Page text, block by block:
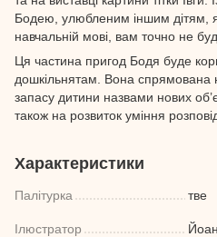
Бодею, улюбленим іншим дітям,
навчальній мові, вам точно не
Ця частина пригод Бодя буде
дошкільнятам. Вона спрямована
запасу дитини назвами нових
також на розвиток уміння
Характеристики
Палітурка тве
Ілюстратор